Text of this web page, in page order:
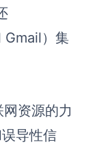
）集
资源的力
导性信